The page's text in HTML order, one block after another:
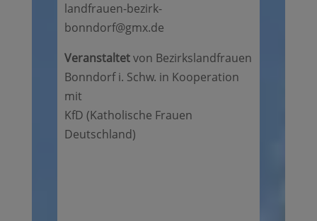
landfrauen-bezirk-
bonndorf@gmx.de
Veranstaltetvon Bezirkslandfrauen
Bonndorf i. Schw. in Kooperation
mit
KfD (Katholische Frauen
Deutschland)